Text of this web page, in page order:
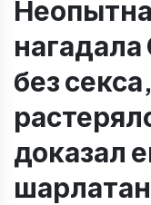
без
доказал